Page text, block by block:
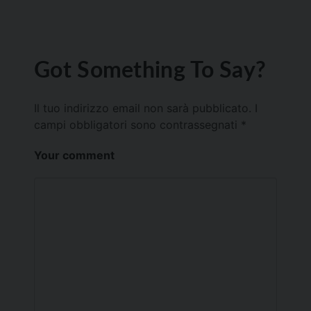
Got Something To Say?
Il tuo indirizzo email non sarà pubblicato.
campi obbligatori sono contrassegnati *
Your comment